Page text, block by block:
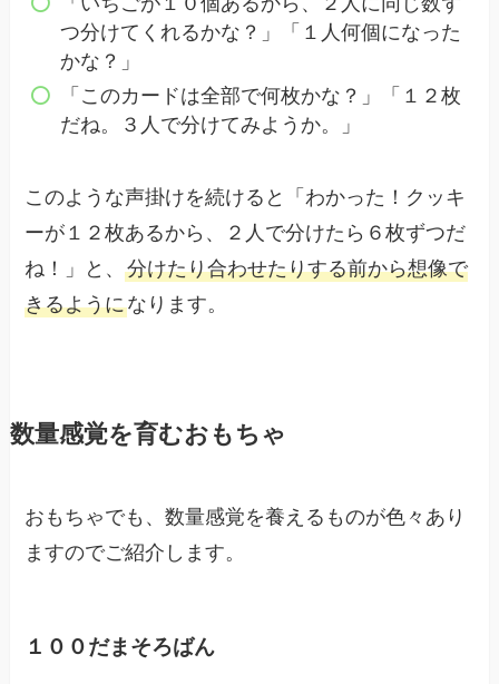
つ分けてくれるかな？」「１人何個になった
かな？」
「このカードは全部で何枚かな？」「１２枚
だね。３人で分けてみようか。」
このような声掛けを続けると「わかった！クッキ
ーが１２枚あるから、２人で分けたら６枚ずつだ
ね！」と、分けたり合わせたりする前から想像で
きるようになります。
数量感覚を育むおもちゃ
おもちゃでも、数量感覚を養えるものが色々あり
ますのでご紹介します。
１００だまそろばん